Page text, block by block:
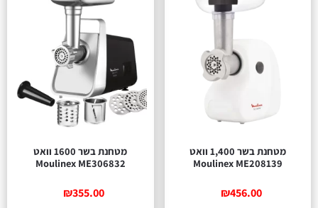
מטחנת בשר 1,400 וואט
Moulinex ME208139
₪456.00
מטחנת בשר 1600 וואט
Moulinex ME306832
₪355.00